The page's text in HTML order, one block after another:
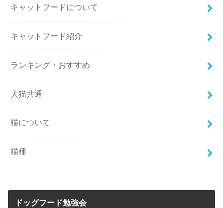
キャットフードについて
キャットフード紹介
ランキング・おすすめ
犬猫共通
猫について
猫種
ドッグフード勉強会